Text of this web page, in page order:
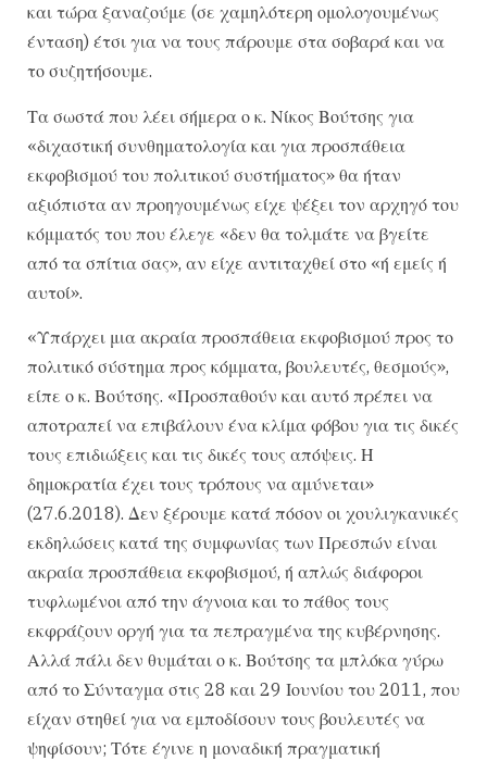
και τώρα ξαναζούμε (σε χαμηλότερη ομολογουμένως
ένταση) έτσι για να τους πάρουμε στα σοβαρά και να
το συζητήσουμε.
Τα σωστά που λέει σήμερα ο κ. Νίκος Βούτσης για
«διχαστική συνθηματολογία και για προσπάθεια
εκφοβισμού του πολιτικού συστήματος» θα ήταν
αξιόπιστα αν προηγουμένως είχε ψέξει τον αρχηγό του
κόμματός του που έλεγε «δεν θα τολμάτε να βγείτε
από τα σπίτια σας», αν είχε αντιταχθεί στο «ή εμείς ή
αυτοί».
«Υπάρχει μια ακραία προσπάθεια εκφοβισμού προς το
πολιτικό σύστημα προς κόμματα, βουλευτές, θεσμούς»,
είπε ο κ. Βούτσης. «Προσπαθούν και αυτό πρέπει να
αποτραπεί να επιβάλουν ένα κλίμα φόβου για τις δικές
τους επιδιώξεις και τις δικές τους απόψεις. Η
δημοκρατία έχει τους τρόπους να αμύνεται»
(27.6.2018). Δεν ξέρουμε κατά πόσον οι χουλιγκανικές
εκδηλώσεις κατά της συμφωνίας των Πρεσπών είναι
ακραία προσπάθεια εκφοβισμού, ή απλώς διάφοροι
τυφλωμένοι από την άγνοια και το πάθος τους
εκφράζουν οργή για τα πεπραγμένα της κυβέρνησης.
Αλλά πάλι δεν θυμάται ο κ. Βούτσης τα μπλόκα γύρω
από το Σύνταγμα στις 28 και 29 Ιουνίου του 2011, που
είχαν στηθεί για να εμποδίσουν τους βουλευτές να
ψηφίσουν; Τότε έγινε η μοναδική πραγματική